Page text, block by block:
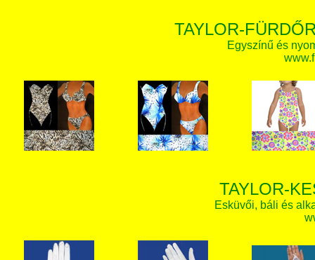
TAYLOR-
Egyszínű és
TAYLOR-
Esküvői, báli és